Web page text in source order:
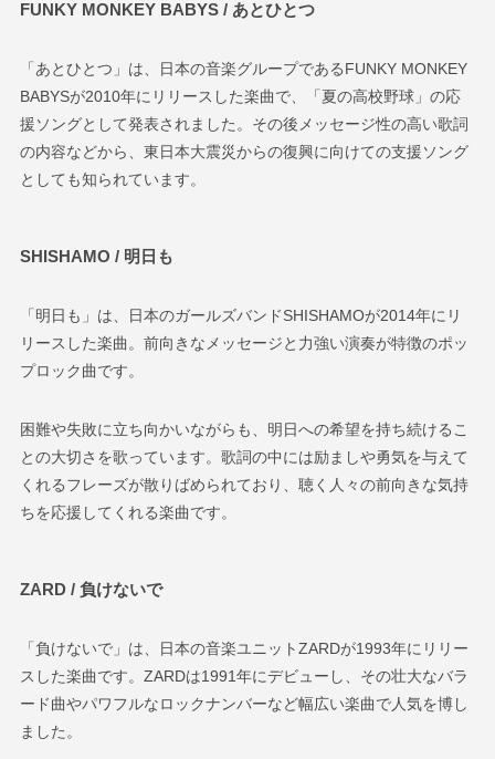
FUNKY MONKEY BABYS / あとひとつ
「あとひとつ」は、日本の音楽グループであるFUNKY MONKEY
BABYSが2010年にリリースした楽曲で、「夏の高校野球」の応
援ソングとして発表されました。その後 メッセージ性の高い歌詞
の内容などから、 東日本大震災からの復興に向けての支援ソング
としても知られています。
SHISHAMO / 明日も
「明日も」は、日本のガールズバンドSHISHAMOが2014年にリ
リースした楽曲。前向きなメッセージと力強い演奏が特徴のポッ
プロック曲です。
困難や失敗に立ち向かいながらも、明日への希望を持ち続けるこ
との大切さを歌っています。歌詞の中には励ましや勇気を与えて
くれるフレーズが散りばめられており、聴く人々の前向きな気持
ちを応援してくれる楽曲です。
ZARD / 負けないで
「負けないで」は、日本の音楽ユニットZARDが1993年にリリー
スした楽曲です。ZARDは1991年にデビューし、その壮大なバラ
ード曲やパワフルなロックナンバーなど幅広い楽曲で人気を博し
ました。